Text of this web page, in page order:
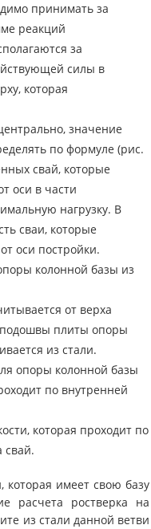
принимать за
реакций
за
силы в
которая
значение
по формуле (рис.
свай, которые
оси в части
нагрузку. В
сваи, которые
оси постройки.
колонной базы из
от верха
плиты опоры
из стали.
опоры колонной базы
по внутренней
которая проходит по
свай.
которая имеет свою базу
расчета ростверка на
из стали данной ветви